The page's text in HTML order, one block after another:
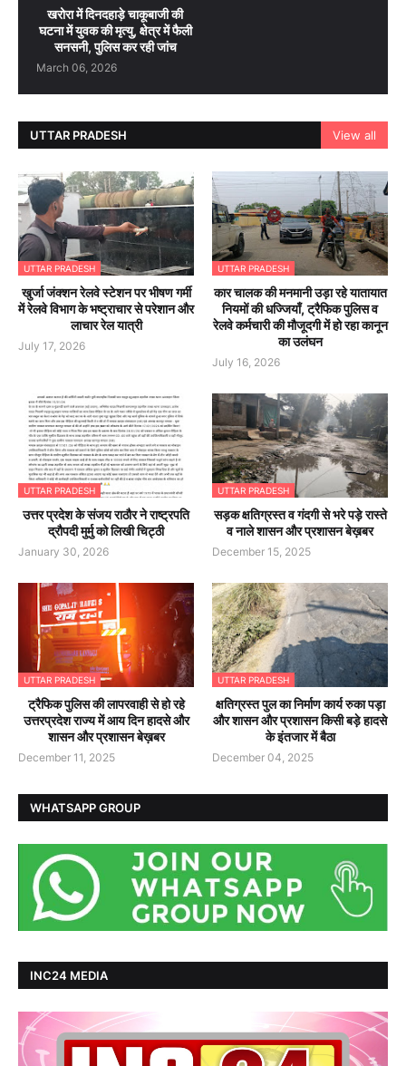
खरोरा में दिनदहाड़े चाकूबाजी की
घटना में युवक की मृत्यु, क्षेत्र में फैली
सनसनी, पुलिस कर रही जांच
March 06, 2026
UTTAR PRADESH View all
UTTAR PRADESH
खुर्जा जंक्शन रेलवे स्टेशन पर भीषण गर्मी
में रेलवे विभाग के भष्ट्राचार से परेशान और
लाचार रेल यात्री
July 17, 2026
UTTAR PRADESH
कार चालक की मनमानी उड़ा रहे यातायात
नियमों की धज्जियाँ, ट्रैफिक पुलिस व
रेलवे कर्मचारी की मौजूदगी में हो रहा कानून
का उलंघन
July 16, 2026
UTTAR PRADESH
उत्तर प्रदेश के संजय राठौर ने राष्ट्रपति
द्रौपदी मुर्मु को लिखी चिट्ठी
January 30, 2026
UTTAR PRADESH
सड़क क्षतिग्रस्त व गंदगी से भरे पड़े रास्ते
व नाले शासन और प्रशासन बेख़बर
December 15, 2025
UTTAR PRADESH
ट्रैफिक पुलिस की लापरवाही से हो रहे
उत्तरप्रदेश राज्य में आय दिन हादसे और
शासन और प्रशासन बेख़बर
December 11, 2025
UTTAR PRADESH
क्षतिग्रस्त पुल का निर्माण कार्य रुका पड़ा
और शासन और प्रशासन किसी बड़े हादसे
के इंतजार में बैठा
December 04, 2025
WHATSAPP GROUP
INC24 MEDIA